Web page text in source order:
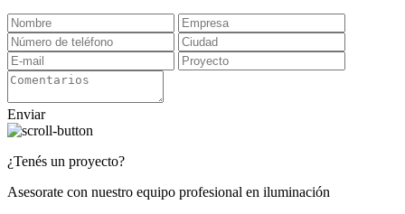
Enviar
¿Tenés un proyecto?
Asesorate con nuestro equipo profesional en iluminación